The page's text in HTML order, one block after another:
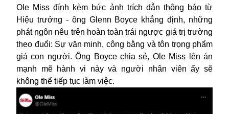
Ole Miss đính kèm bức ảnh trích dẫn thông báo từ
Hiệu trưởng - ông Glenn Boyce khẳng định, những
phát ngôn nêu trên hoàn toàn trái ngược giá trị trường
theo đuổi: Sự văn minh, công bằng và tôn trọng phẩm
giá con người. Ông Boyce chia sẻ, Ole Miss lên án
mạnh mẽ hành vi này và người nhân viên ấy sẽ
không thể tiếp tục làm việc.